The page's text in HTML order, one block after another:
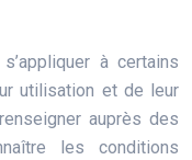
à certains
utilisation et de leur
auprès des
les conditions